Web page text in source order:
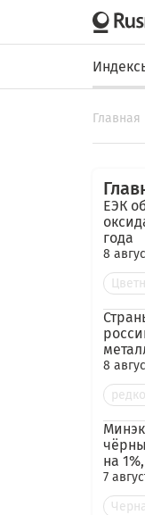
Главная
ЕЭК
года
8
8
на
7